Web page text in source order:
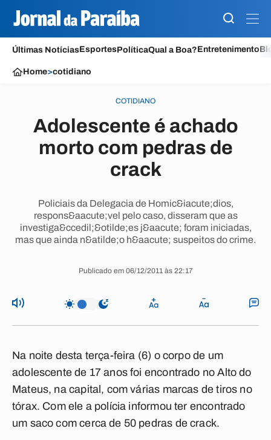
Últimas NotíciasEsportesPolíticaQual a Boa?Entretenimento
Home>cotidiano
COTIDIANO
Adolescente é achado
morto com pedras de
crack
Policiais da Delegacia de Homic&iacute;dios,
respons&aacute;vel pelo caso, disseram que as
investiga&ccedil;&otilde;es j&aacute; foram iniciadas,
mas que ainda n&atilde;o h&aacute; suspeitos do crime.
Publicado em 06/12/2011 às 22:17
Na noite desta terça-feira (6) o corpo de um
adolescente de 17 anos foi encontrado no Alto do
Mateus, na capital, com várias marcas de tiros no
tórax. Com ele a polícia informou ter encontrado
um saco com cerca de 50 pedras de crack.